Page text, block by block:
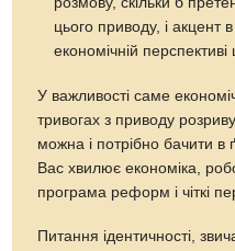
цього приводу, і акцент
економічній перспективі
У важливості саме
тривогах з приводу
можна і потрібно бачити в
Вас хвилює економіка,
програма реформ і чіткі
Питання ідентичності,